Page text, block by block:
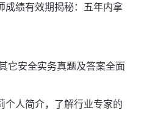
成绩有效期揭秘：五年内拿
它安全实务真题及答案全面
个人简介，了解行业专家的